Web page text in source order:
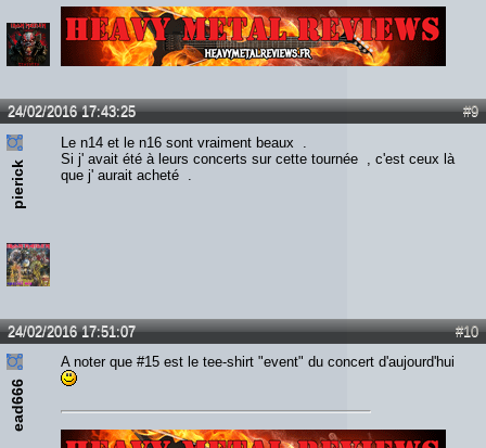
#9
24/02/2016 17:43:25
pierick
Le n14 et le n16 sont vraiment beaux .
Si j' avait été à leurs concerts sur cette tournée , c'est ceux là
que j' aurait acheté .
#10
24/02/2016 17:51:07
ead666
A noter que #15 est le tee-shirt "event" du concert d'aujourd'hui